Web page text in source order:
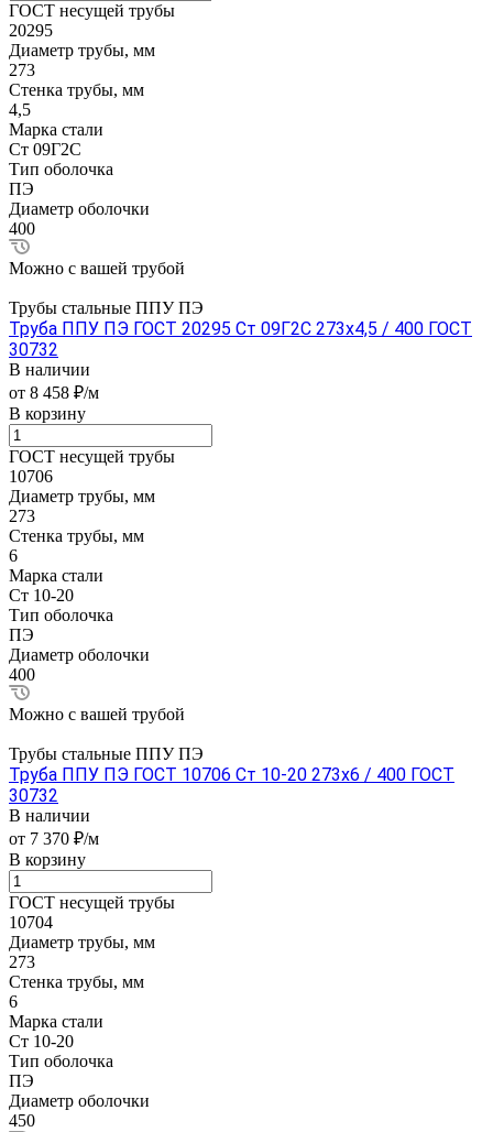
ГОСТ несущей трубы
20295
Диаметр трубы, мм
273
Стенка трубы, мм
4,5
Марка стали
Ст 09Г2С
Тип оболочка
ПЭ
Диаметр оболочки
400
Можно с вашей трубой
Трубы стальные ППУ ПЭ
Труба ППУ ПЭ ГОСТ 20295 Ст 09Г2С 273x4,5 / 400 ГОСТ
30732
В наличии
от 8 458 ₽/м
В корзину
ГОСТ несущей трубы
10706
Диаметр трубы, мм
273
Стенка трубы, мм
6
Марка стали
Ст 10-20
Тип оболочка
ПЭ
Диаметр оболочки
400
Можно с вашей трубой
Трубы стальные ППУ ПЭ
Труба ППУ ПЭ ГОСТ 10706 Ст 10-20 273x6 / 400 ГОСТ
30732
В наличии
от 7 370 ₽/м
В корзину
ГОСТ несущей трубы
10704
Диаметр трубы, мм
273
Стенка трубы, мм
6
Марка стали
Ст 10-20
Тип оболочка
ПЭ
Диаметр оболочки
450